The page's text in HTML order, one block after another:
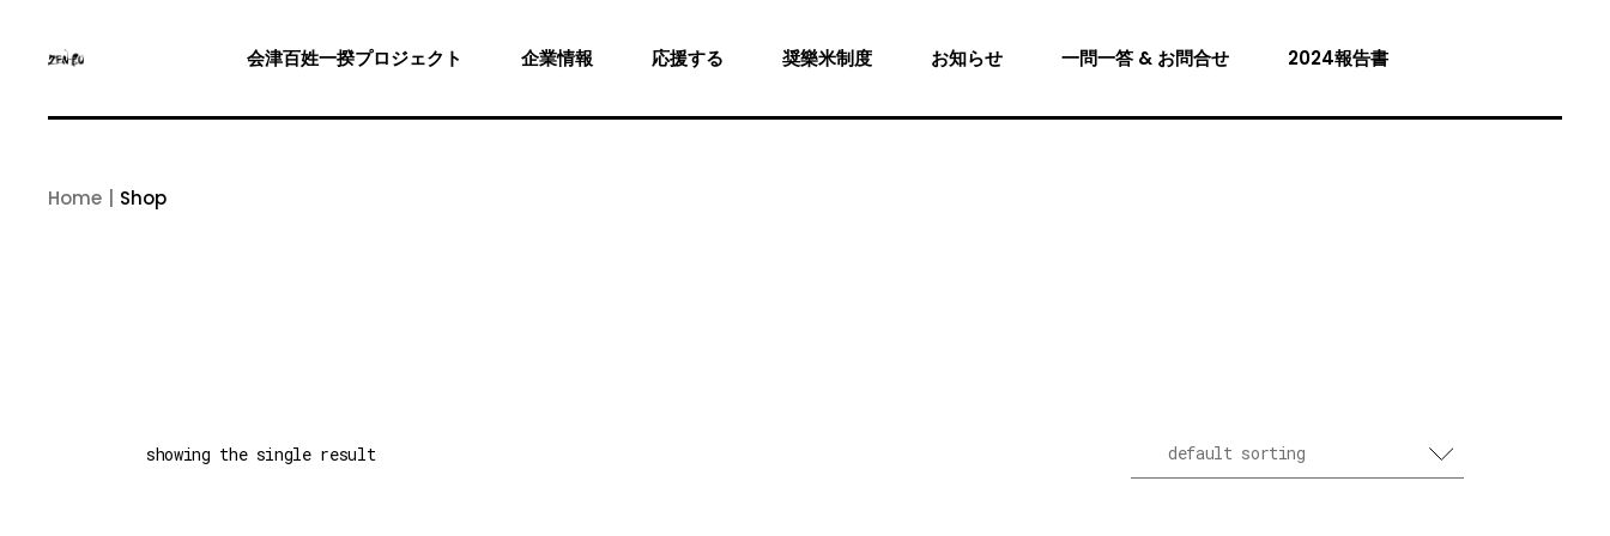
content 会津百姓一揆プロジェクト 企業情報 応援する 奨樂米制度 お知らせ 一問一答 & お問合せ 2024報告書
Home Shop
showing the single result default sorting